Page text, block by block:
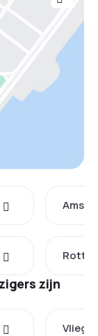
zijn